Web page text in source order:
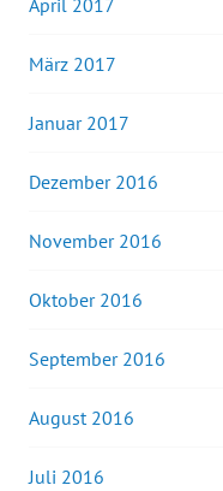
April 2017
März 2017
Januar 2017
Dezember 2016
November 2016
Oktober 2016
September 2016
August 2016
Juli 2016